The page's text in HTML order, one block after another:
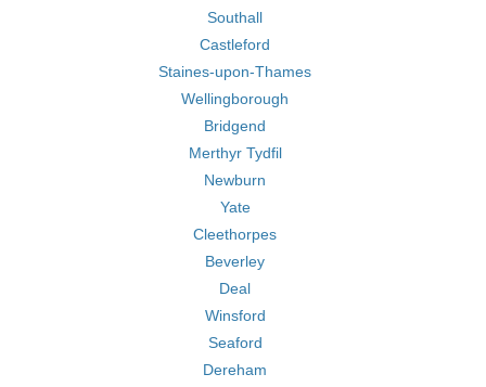
Southall
Castleford
Staines-upon-Thames
Wellingborough
Bridgend
Merthyr Tydfil
Newburn
Yate
Cleethorpes
Beverley
Deal
Winsford
Seaford
Dereham